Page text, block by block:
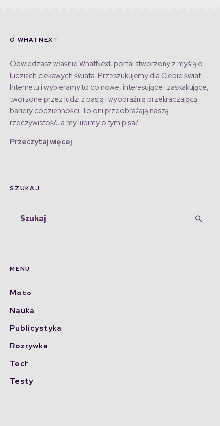
O WHATNEXT
Odwiedzasz właśnie WhatNext, portal stworzony z myślą o
ludziach ciekawych świata. Przeszukujemy dla Ciebie świat
Internetu i wybieramy to co nowe, interesujące i zaskakujące,
tworzone przez ludzi z pasją i wyobraźnią przekraczającą
bariery codzienności. To oni przeobrażają naszą
rzeczywistość, a my lubimy o tym pisać.
Przeczytaj więcej
SZUKAJ
MENU
Moto
Nauka
Publicystyka
Rozrywka
Tech
Testy